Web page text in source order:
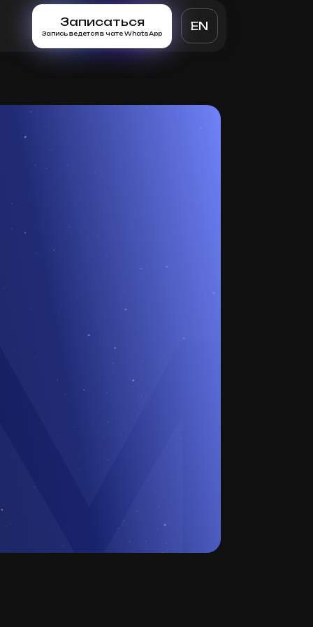
Записаться
Запись ведется в чате WhatsApp
EN